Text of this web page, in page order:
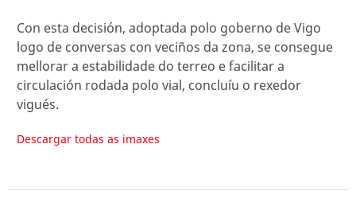
Con esta decisión, adoptada polo goberno de Vigo
logo de conversas con veciños da zona, se consegue
mellorar a estabilidade do terreo e facilitar a
circulación rodada polo vial, concluíu o rexedor
vigués.
Descargar todas as imaxes